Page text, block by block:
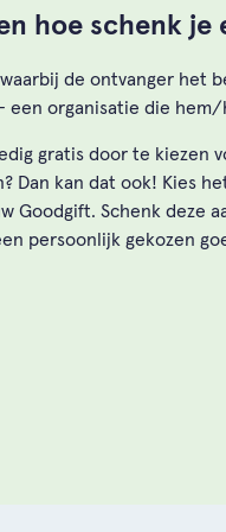
hoe schenk je
de ontvanger het
een organisatie die
gratis door te kiezen
Dan kan dat ook! Kies
Goodgift. Schenk deze
persoonlijk gekozen